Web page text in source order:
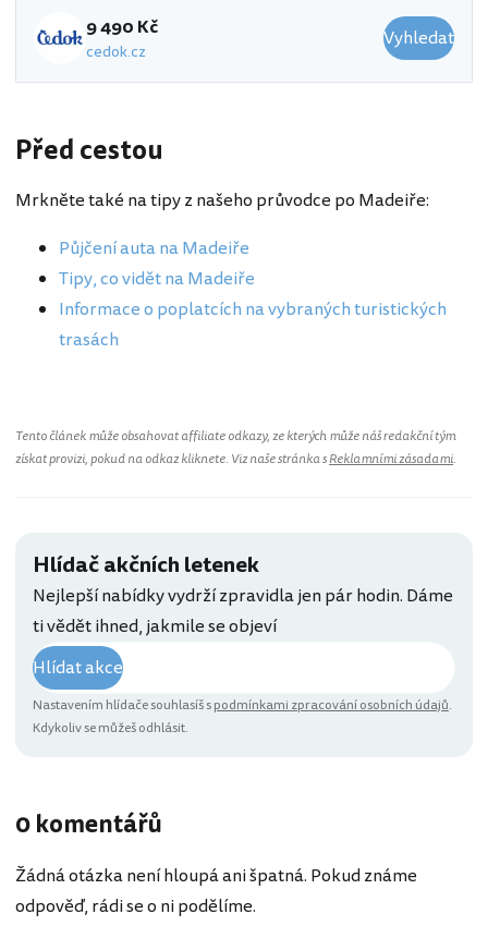
9 490 Kč
cedok.cz Vyhledat
Před cestou
Mrkněte také na tipy z našeho průvodce po Madeiře:
Půjčení auta na Madeiře
Tipy, co vidět na Madeiře
Informace o poplatcích na vybraných turistických
trasách
Tento článek může obsahovat affiliate odkazy, ze kterých může náš redakční tým
získat provizi, pokud na odkaz kliknete. Viz naše stránka sReklamními zásadami.
Hlídač akčních letenek
Nejlepší nabídky vydrží zpravidla jen pár hodin. Dáme
ti vědět ihned, jakmile se objeví
Hlídat akce
Nastavením hlídače souhlasíš spodmínkami zpracování osobních údajů.
Kdykoliv se můžeš odhlásit.
0 komentářů
Žádná otázka není hloupá ani špatná. Pokud známe
odpověď, rádi se o ni podělíme.